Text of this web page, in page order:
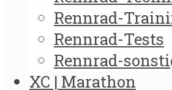
Rennrad-
Rennrad-Tests
Rennrad-
XC | Marathon